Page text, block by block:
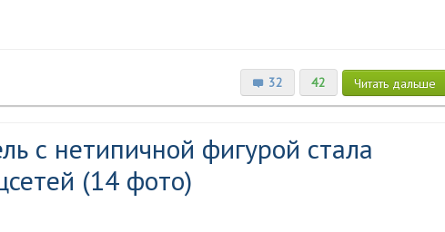
32 42 Читать дальше
с нетипичной фигурой стала
(14 фото)